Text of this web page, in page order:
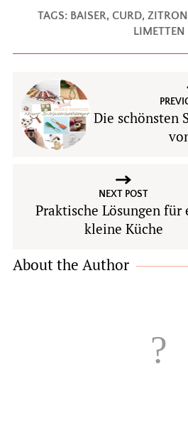
TAGS: BAISER, CURD,
LIMETTEN
Die schönsten
NEXT POST
Praktische Lösungen für
kleine Küche
About the Author